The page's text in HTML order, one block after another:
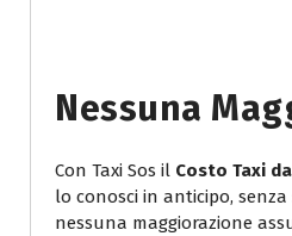
Nessuna
Con Taxi Sos il Costo Taxi
lo conosci in anticipo, senza
nessuna maggiorazione